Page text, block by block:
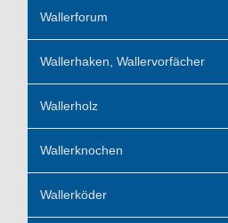
Wallerforum
Wallerhaken, Wallervorfächer
Wallerholz
Wallerknochen
Wallerköder